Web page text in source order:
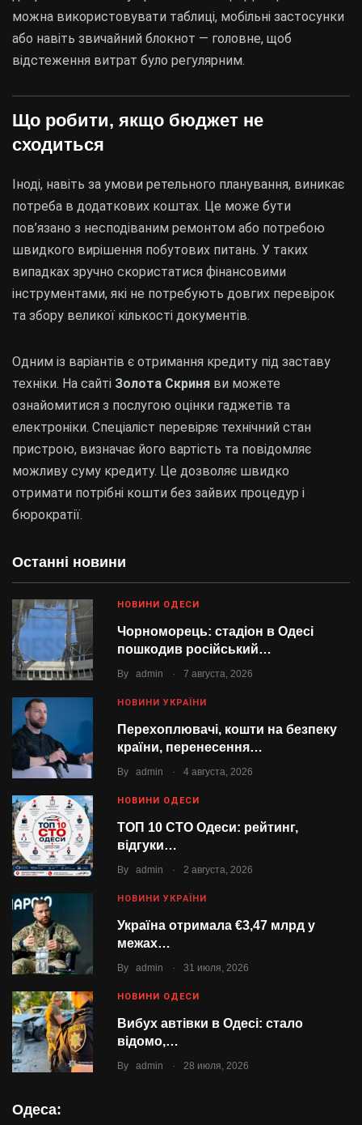
Останні новини
НОВИНИ ОДЕСИ
Чорноморець: стадіон в Одесі
пошкодив російський…
By admin . 7 августа, 2026
НОВИНИ УКРАЇНИ
Перехоплювачі, кошти на безпеку
країни, перенесення…
By admin . 4 августа, 2026
НОВИНИ ОДЕСИ
ТОП 10 СТО Одеси: рейтинг,
відгуки…
By admin . 2 августа, 2026
НОВИНИ УКРАЇНИ
Україна отримала €3,47 млрд у
межах…
By admin . 31 июля, 2026
НОВИНИ ОДЕСИ
Вибух автівки в Одесі: стало
відомо,…
By admin . 28 июля, 2026
Одеса:
можна використовувати таблиці, мобільні застосунки
або навіть звичайний блокнот — головне, щоб
відстеження витрат було регулярним.
Що робити, якщо бюджет не
сходиться
Іноді, навіть за умови ретельного планування, виникає
потреба в додаткових коштах. Це може бути
пов’язано з несподіваним ремонтом або потребою
швидкого вирішення побутових питань. У таких
випадках зручно скористатися фінансовими
інструментами, які не потребують довгих перевірок
та збору великої кількості документів.
Одним із варіантів є отримання кредиту під заставу
техніки. На сайті Золота Скриня ви можете
ознайомитися з послугою оцінки гаджетів та
електроніки. Спеціаліст перевіряє технічний стан
пристрою, визначає його вартість та повідомляє
можливу суму кредиту. Це дозволяє швидко
отримати потрібні кошти без зайвих процедур і
бюрократії.